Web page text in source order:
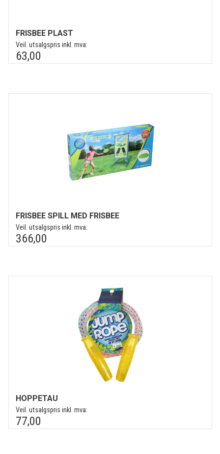
FRISBEE PLAST
Veil. utsalgspris inkl. mva:
63,00
FRISBEE SPILL MED FRISBEE
Veil. utsalgspris inkl. mva:
366,00
HOPPETAU
Veil. utsalgspris inkl. mva:
77,00